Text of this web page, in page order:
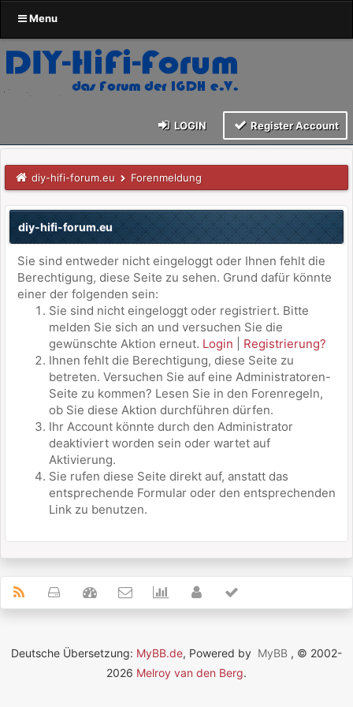
Menu
LOGIN Register Account
diy-hifi-forum.eu Forenmeldung
diy-hifi-forum.eu
Sie sind entweder nicht eingeloggt oder Ihnen fehlt die
Berechtigung, diese Seite zu sehen. Grund dafür könnte
einer der folgenden sein:
Sie sind nicht eingeloggt oder registriert. Bitte
melden Sie sich an und versuchen Sie die
gewünschte Aktion erneut. Login
Registrierung?
Ihnen fehlt die Berechtigung, diese Seite zu
betreten. Versuchen Sie auf eine Administratoren-
Seite zu kommen? Lesen Sie in den Forenregeln,
ob Sie diese Aktion durchführen dürfen.
Ihr Account könnte durch den Administrator
deaktiviert worden sein oder wartet auf
Aktivierung.
Sie rufen diese Seite direkt auf, anstatt das
entsprechende Formular oder den entsprechenden
Link zu benutzen.
Deutsche Übersetzung: MyBB.de, Powered by MyBB , © 2002-
2026 Melroy van den Berg.